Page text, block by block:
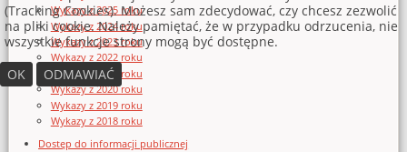
Wykazy z 2025 roku
Wykazy z 2024 roku
Wykazy z 2023 roku
Wykazy z 2022 roku
Wykazy z 2021 roku
Wykazy z 2020 roku
Wykazy z 2019 roku
Wykazy z 2018 roku
Dostęp do informacji publicznej
(Tracking Cookies). Możesz sam zdecydować, czy chcesz zezwolić
na pliki cookie. Należy pamiętać, że w przypadku odrzucenia, nie
wszystkie funkcje strony mogą być dostępne.
OK
ODMAWIAĆ